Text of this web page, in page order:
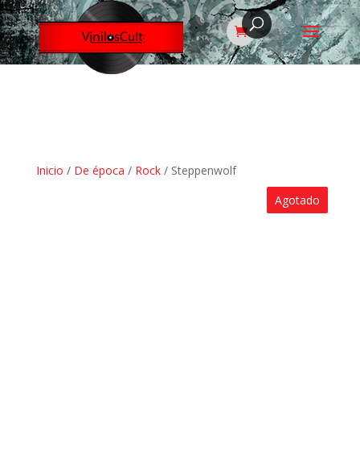
Inicio / De época / Rock/ Steppenwolf
Agotado